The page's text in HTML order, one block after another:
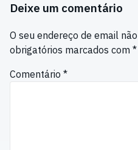
Deixe um comentário
O seu endereço de email
obrigatórios marcados com *
Comentário *